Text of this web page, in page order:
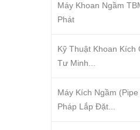
Máy Khoan Ngầm
Phát
Kỹ Thuật Khoan Kích
Tư Minh...
Máy Kích Ngầm
Pháp Lắp Đặt...